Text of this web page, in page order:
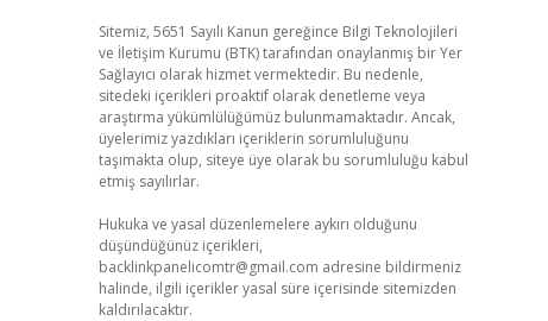
Sitemiz, 5651 Sayılı Kanun gereğince Bilgi Teknolojileri
ve İletişim Kurumu (BTK) tarafından onaylanmış bir Yer
Sağlayıcı olarak hizmet vermektedir. Bu nedenle,
sitedeki içerikleri proaktif olarak denetleme veya
araştırma yükümlülüğümüz bulunmamaktadır. Ancak,
üyelerimiz yazdıkları içeriklerin sorumluluğunu
taşımakta olup, siteye üye olarak bu sorumluluğu kabul
etmiş sayılırlar.
Hukuka ve yasal düzenlemelere aykırı olduğunu
düşündüğünüz içerikleri,
backlinkpanelicomtr@gmail.com adresine bildirmeniz
halinde, ilgili içerikler yasal süre içerisinde sitemizden
kaldırılacaktır.